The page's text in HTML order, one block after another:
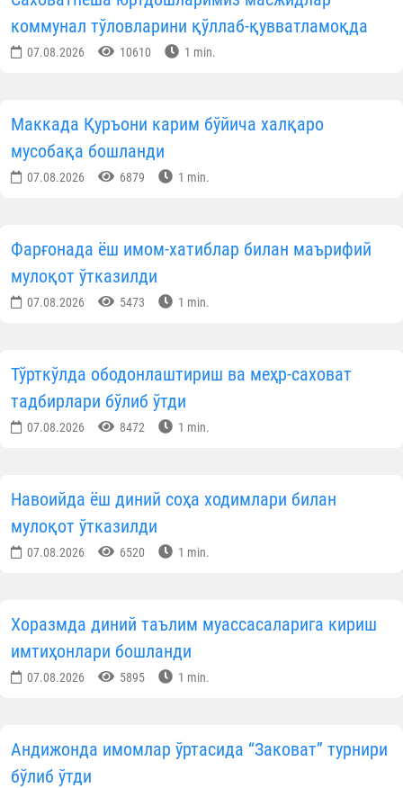
Матбуот хизмати
ОБУНА БЎЛИНГ
КУН ҲИКМАТИ
07.08.2026 10610 1 min.
07.08.2026 6879 1 min.